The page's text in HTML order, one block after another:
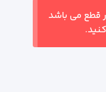
قطع می باشد